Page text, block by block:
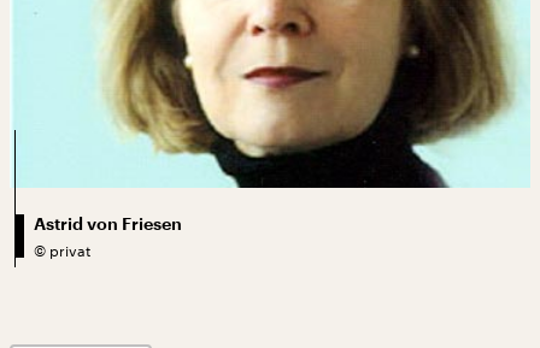
Astrid von Friesen
© privat